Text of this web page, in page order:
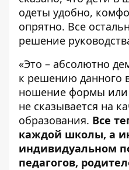
одеты удобно,
опрятно. Все
решение
«Это – абсолютно
к решению данного
ношение формы или
не сказывается на
образования. Все
каждой школы, а
индивидуальном
педагогов,